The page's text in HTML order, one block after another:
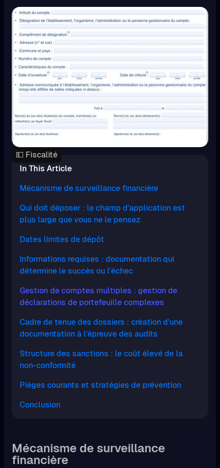
💵 Fiscalité
In This Article
Mécanisme de surveillance financière
Qui doit déposer : le champ d'application est
plus large que vous ne le pensez
Dates limites de dépôt
Informations requises : documentation qui
détermine le succès ou l'échec
Gestion de comptes multiples : gestion de
déclarations de portefeuille complexes
Cadre de tenue des dossiers : création d'une
documentation à l'épreuve des audits
Structure des sanctions : le coût élevé de la
non-conformité
Pièges courants et stratégies de prévention
Conclusion
Mécanisme de surveillance
financière